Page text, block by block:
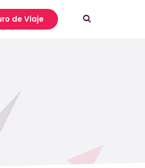
de Viaje